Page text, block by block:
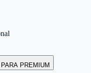
PREMIUM